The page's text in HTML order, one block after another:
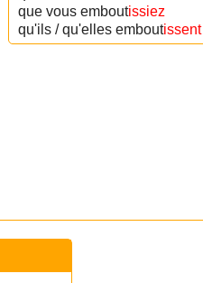
que vous emboutissiez
qu'ils / qu'elles emboutissent